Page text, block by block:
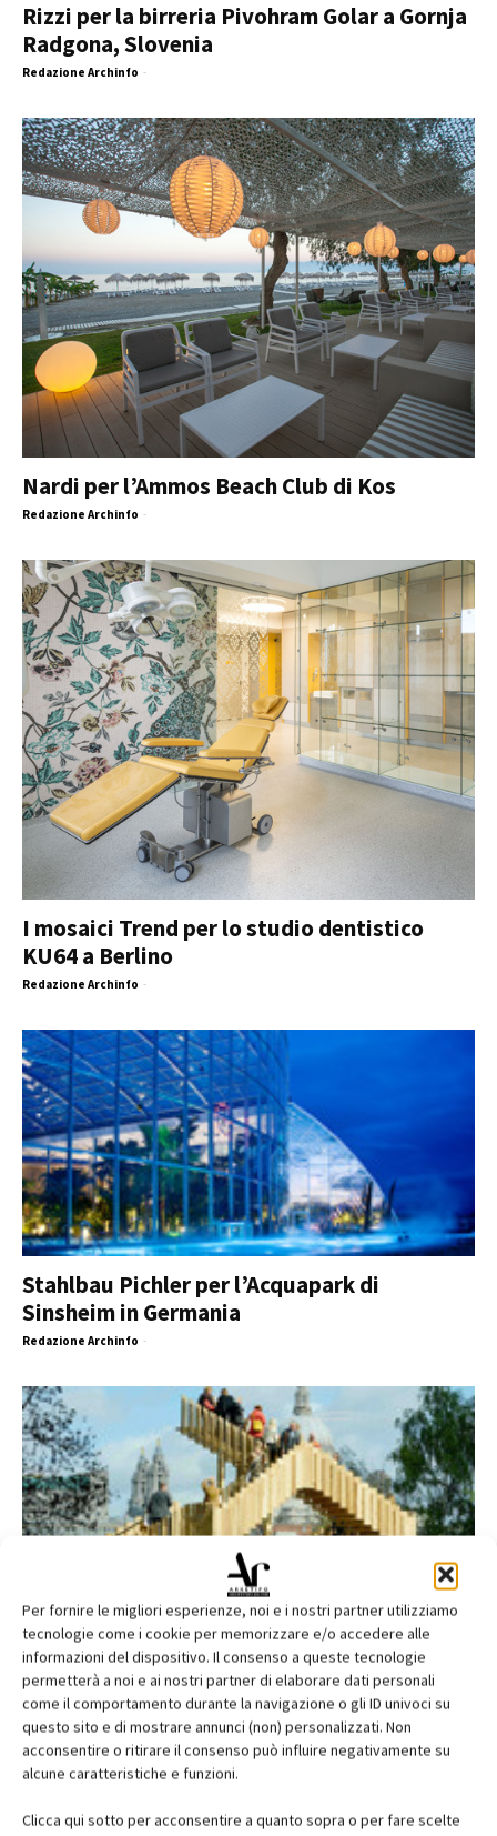
Per fornire le migliori esperienze, noi e i nostri partner utilizziamo
tecnologie come i cookie per memorizzare e/o accedere alle
informazioni del dispositivo. Il consenso a queste tecnologie
permetterà a noi e ai nostri partner di elaborare dati personali
come il comportamento durante la navigazione o gli ID univoci su
questo sito e di mostrare annunci (non) personalizzati. Non
acconsentire o ritirare il consenso può influire negativamente su
alcune caratteristiche e funzioni.
Clicca qui sotto per acconsentire a quanto sopra o per fare scelte
Rizzi per la birreria Pivohram Golar a Gornja
Radgona, Slovenia
Redazione Archinfo -
Nardi per l’Ammos Beach Club di Kos
Redazione Archinfo -
I mosaici Trend per lo studio dentistico
KU64 a Berlino
Redazione Archinfo -
Stahlbau Pichler per l’Acquapark di
Sinsheim in Germania
Redazione Archinfo -
La Endless Stair vince il premio speciale
della giuria al Wood...
redazione archinfo -